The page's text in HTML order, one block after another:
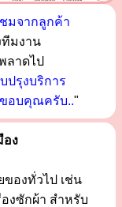
มจากลูกค้า
มงาน
ลาดไป
ปรุงบริการ
อบคุณครับ.."
อง
องทั่วไป เช่น
องซักผ้า สำหรับ